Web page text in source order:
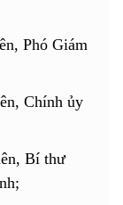
Phó Giám
Chính ủy
Bí thư